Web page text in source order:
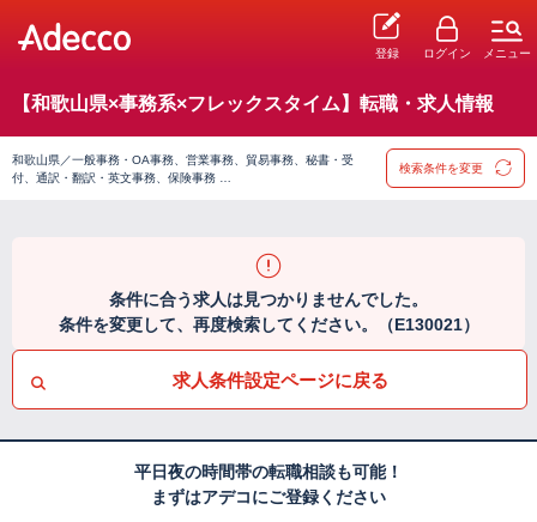
登録 ログイン メニュー
【和歌山県×事務系×フレックスタイム】転職・求人情報
和歌山県／一般事務・OA事務、営業事務、貿易事務、秘書・受
付、通訳・翻訳・英文事務、保険事務 …
検索条件を変更
条件に合う求人は見つかりませんでした。
条件を変更して、再度検索してください。（E130021）
求人条件設定ページに戻る
平日夜の時間帯の転職相談も可能！
まずはアデコにご登録ください